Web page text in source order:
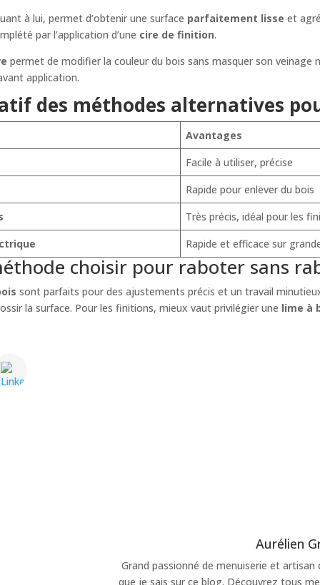
à lui, permet d’obtenir une surface parfaitement lisse et
par l’application d’une cire de finition.
permet de modifier la couleur du bois sans masquer son
application.
des méthodes alternatives
Avantages
Facile à utiliser, précise
Rapide pour enlever du bois
Très précis, idéal pour les
Rapide et efficace sur
choisir pour raboter sans
sont parfaits pour des ajustements précis et un travail
la surface. Pour les finitions, mieux vaut privilégier une lime à
Aurélien
Grand passionné de menuiserie et
que je sais sur ce blog. Découvrez tous